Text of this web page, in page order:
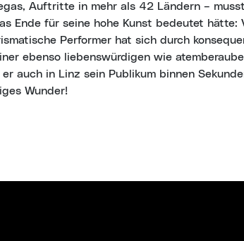
Auftritte in mehr als 42 Ländern –
Ende für seine hohe Kunst bedeutet hätte:
Performer hat sich durch
ebenso liebenswürdigen wie
auch in Linz sein Publikum binnen
Wunder!